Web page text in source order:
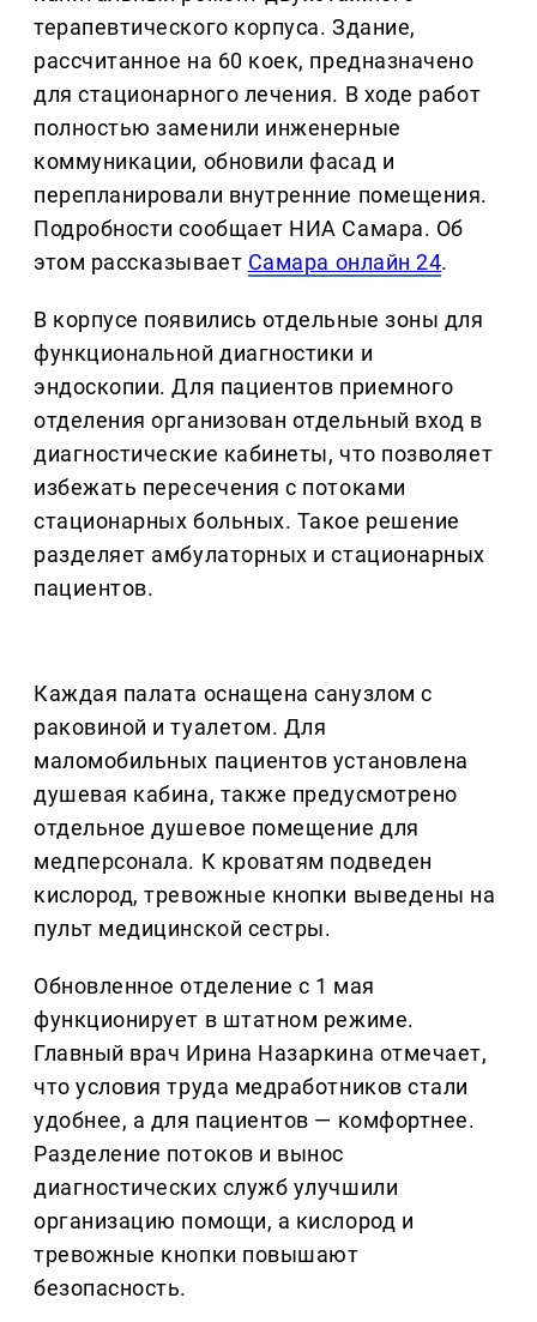
терапевтического корпуса. Здание,
рассчитанное на 60 коек, предназначено
для стационарного лечения. В ходе работ
полностью заменили инженерные
коммуникации, обновили фасад и
перепланировали внутренние помещения.
Подробности сообщает НИА Самара. Об
этом рассказывает Самара онлайн 24.
В корпусе появились отдельные зоны для
функциональной диагностики и
эндоскопии. Для пациентов приемного
отделения организован отдельный вход в
диагностические кабинеты, что позволяет
избежать пересечения с потоками
стационарных больных. Такое решение
разделяет амбулаторных и стационарных
пациентов.
Каждая палата оснащена санузлом с
раковиной и туалетом. Для
маломобильных пациентов установлена
душевая кабина, также предусмотрено
отдельное душевое помещение для
медперсонала. К кроватям подведен
кислород, тревожные кнопки выведены на
пульт медицинской сестры.
Обновленное отделение с 1 мая
функционирует в штатном режиме.
Главный врач Ирина Назаркина отмечает,
что условия труда медработников стали
удобнее, а для пациентов — комфортнее.
Разделение потоков и вынос
диагностических служб улучшили
организацию помощи, а кислород и
тревожные кнопки повышают
безопасность.